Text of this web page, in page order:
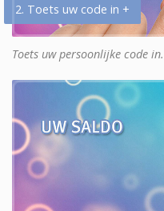
2. Toets uw code in +
Toets uw persoonlijke code in.